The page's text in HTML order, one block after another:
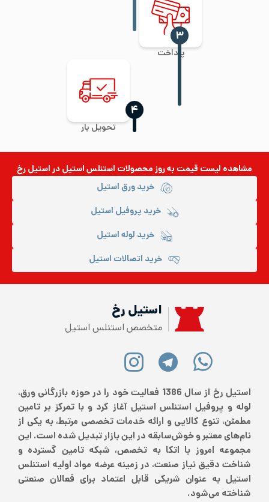
پرداخت
‍۳
تحویل بار
‍۴
مشاهده لیست قیمت به روزمحصولات استنلس استیلدر استیل رخ
خرید ورق استیل
خرید پروفیل استیل
خرید لوله استیل
خرید اتصالات استیل
استیل رخ
متخصص استنلس استیل
استیل رخ از سال 1386 فعالیت خود را در حوزه بازرگانی ورق،
لوله و پروفیل استنلس استیل آغاز کرد و با تمرکز بر تامین
مطمئن، تنوع کالایی و ارائه خدمات تخصصی مرتبط، به یکی از
نام‌های معتبر و خوش‌سابقه در این بازار تبدیل شده است. این
مجموعه امروز با اتکا به تخصص، شبکه تامین گسترده و
شناخت دقیق نیاز صنعت، در زمینه عرضه مواد اولیه استنلس
استیل به عنوان شریکی قابل اعتماد برای فعالان صنعتی
شناخته می‌شود.